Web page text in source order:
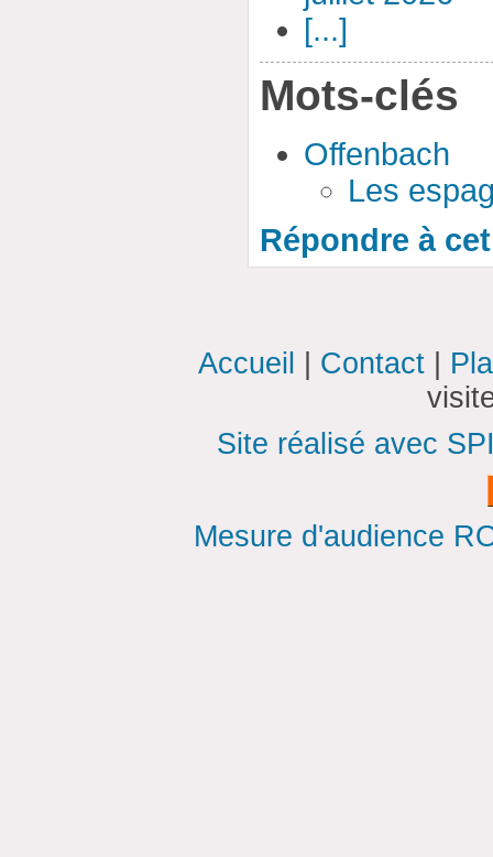
[...]
Mots-clés
Offenbach
Les
Répondre à
Accueil Contact
Site réalisé avec
Mesure d'audience